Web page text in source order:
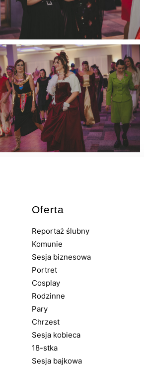
Oferta
Reportaż ślubny
Komunie
Sesja biznesowa
Portret
Cosplay
Rodzinne
Pary
Chrzest
Sesja kobieca
18-stka
Sesja bajkowa